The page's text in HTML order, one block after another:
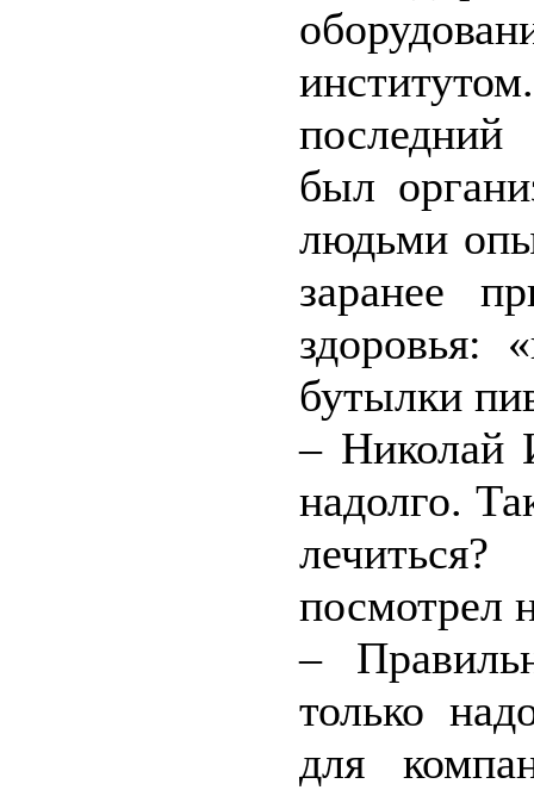
последний
был
людьми
заранее
здоровья:
бутылки
– Николай
надолго.
посмотрел
–
только
для